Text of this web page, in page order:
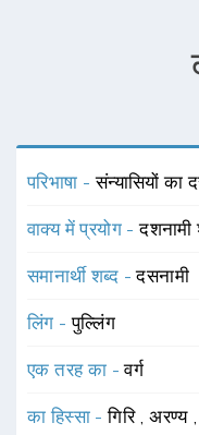
परिभाषा -संन्यासियों का
वाक्य में प्रयोग -दशनामी
समानार्थी शब्द -दसनामी
लिंग -पुल्लिंग
एक तरह का -वर्ग
का हिस्सा -गिरि ,अरण्य